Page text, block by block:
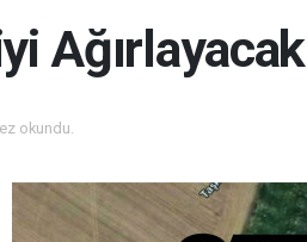
Ağırlayacak
okundu.